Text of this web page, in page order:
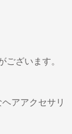
ざいます。
アアクセサリ